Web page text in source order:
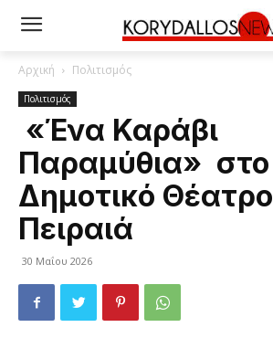
Αρχική Πολιτισμός
Πολιτισμός
«Ένα Καράβι
Παραμύθια» στο
Δημοτικό Θέατρο
Πειραιά
30 Μαΐου 2026